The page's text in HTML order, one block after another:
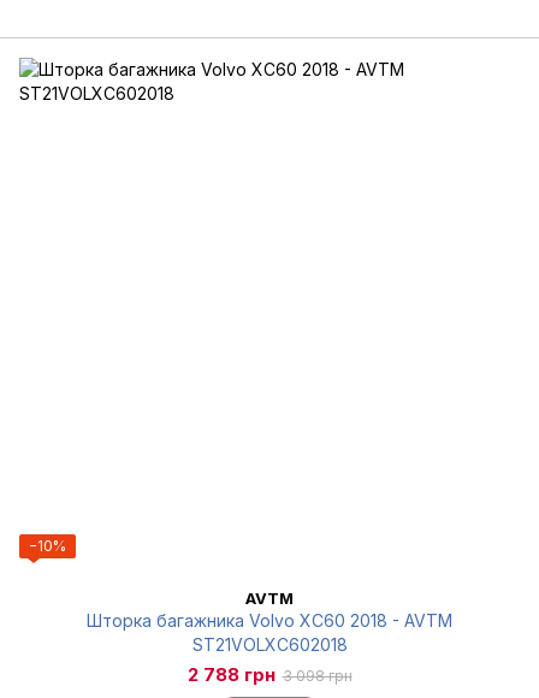
−10%
AVTM
Шторка багажника Volvo XC60 2018 - AVTM
ST21VOLXC602018
2 788 грн 3 098 грн